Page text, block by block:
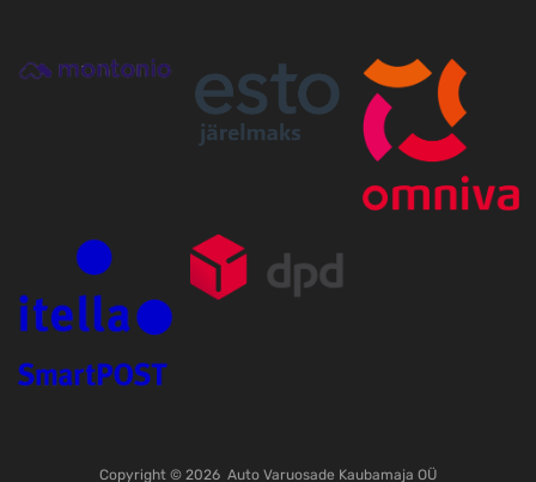
Copyright © 2026 Auto Varuosade Kaubamaja OÜ